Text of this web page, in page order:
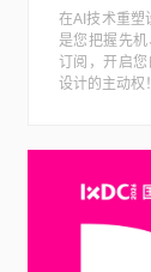
在AI技术重塑
是您把握先
订阅，开启
设计的主动权